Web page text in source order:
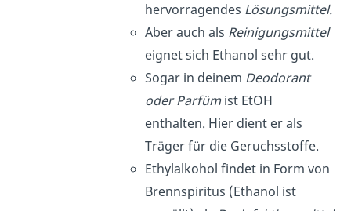
hervorragendes Lösungsmittel.
Aber auch als Reinigungsmittel
eignet sich Ethanol sehr gut.
Sogar in deinem Deodorant
oder Parfümist EtOH
enthalten. Hier dient er als
Träger für die Geruchsstoffe.
Ethylalkohol findet in Form von
Brennspiritus (Ethanol ist